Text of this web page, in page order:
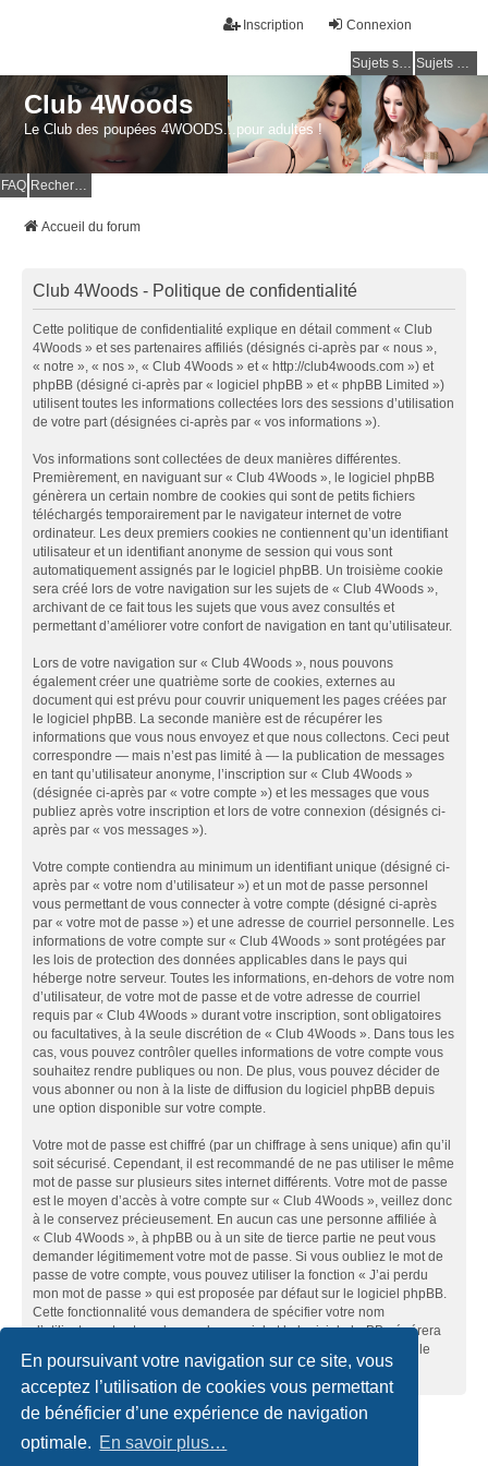
En poursuivant votre navigation sur ce site, vous
acceptez l’utilisation de cookies vous permettant
de bénéficier d’une expérience de navigation
optimale. En savoir plus…
Connexion
Inscription
Sujets sans réponse Sujets actifs
Club 4Woods
Le Club des poupées 4WOODS...pour adultes !
FAQ
Accueil du forum
Club 4Woods - Politique de confidentialité
Cette politique de confidentialité explique en détail comment « Club
4Woods » et ses partenaires affiliés (désignés ci-après par « nous »,
« notre », « nos », « Club 4Woods » et « http://club4woods.com ») et
phpBB (désigné ci-après par « logiciel phpBB » et « phpBB Limited »)
utilisent toutes les informations collectées lors des sessions d’utilisation
de votre part (désignées ci-après par « vos informations »).
Vos informations sont collectées de deux manières différentes.
Premièrement, en naviguant sur « Club 4Woods », le logiciel phpBB
génèrera un certain nombre de cookies qui sont de petits fichiers
téléchargés temporairement par le navigateur internet de votre
ordinateur. Les deux premiers cookies ne contiennent qu’un identifiant
utilisateur et un identifiant anonyme de session qui vous sont
automatiquement assignés par le logiciel phpBB. Un troisième cookie
sera créé lors de votre navigation sur les sujets de « Club 4Woods »,
archivant de ce fait tous les sujets que vous avez consultés et
permettant d’améliorer votre confort de navigation en tant qu’utilisateur.
Lors de votre navigation sur « Club 4Woods », nous pouvons
également créer une quatrième sorte de cookies, externes au
document qui est prévu pour couvrir uniquement les pages créées par
le logiciel phpBB. La seconde manière est de récupérer les
informations que vous nous envoyez et que nous collectons. Ceci peut
correspondre — mais n’est pas limité à — la publication de messages
en tant qu’utilisateur anonyme, l’inscription sur « Club 4Woods »
(désignée ci-après par « votre compte ») et les messages que vous
publiez après votre inscription et lors de votre connexion (désignés ci-
après par « vos messages »).
Votre compte contiendra au minimum un identifiant unique (désigné ci-
après par « votre nom d’utilisateur ») et un mot de passe personnel
vous permettant de vous connecter à votre compte (désigné ci-après
par « votre mot de passe ») et une adresse de courriel personnelle. Les
informations de votre compte sur « Club 4Woods » sont protégées par
les lois de protection des données applicables dans le pays qui
héberge notre serveur. Toutes les informations, en-dehors de votre nom
d’utilisateur, de votre mot de passe et de votre adresse de courriel
requis par « Club 4Woods » durant votre inscription, sont obligatoires
ou facultatives, à la seule discrétion de « Club 4Woods ». Dans tous les
cas, vous pouvez contrôler quelles informations de votre compte vous
souhaitez rendre publiques ou non. De plus, vous pouvez décider de
vous abonner ou non à la liste de diffusion du logiciel phpBB depuis
une option disponible sur votre compte.
Votre mot de passe est chiffré (par un chiffrage à sens unique) afin qu’il
soit sécurisé. Cependant, il est recommandé de ne pas utiliser le même
mot de passe sur plusieurs sites internet différents. Votre mot de passe
est le moyen d’accès à votre compte sur « Club 4Woods », veillez donc
à le conservez précieusement. En aucun cas une personne affiliée à
« Club 4Woods », à phpBB ou à un site de tierce partie ne peut vous
demander légitimement votre mot de passe. Si vous oubliez le mot de
passe de votre compte, vous pouvez utiliser la fonction « J’ai perdu
mon mot de passe » qui est proposée par défaut sur le logiciel phpBB.
Cette fonctionnalité vous demandera de spécifier votre nom
d’utilisateur et votre adresse de courriel et le logiciel phpBB générera
alors un nouveau mot de passe afin que vous puissiez reprendre le
contrôle de votre compte.
Accueil du forum Nous contacter